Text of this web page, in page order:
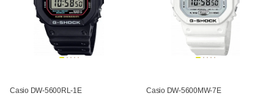
Casio DW-5600RL-1E Casio DW-5600MW-7E